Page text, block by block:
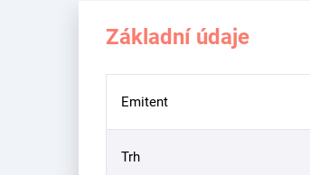
Základní údaje
Emitent
Trh